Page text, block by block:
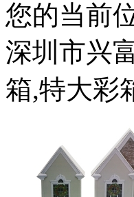
您的当前
深圳市兴
箱,特大彩